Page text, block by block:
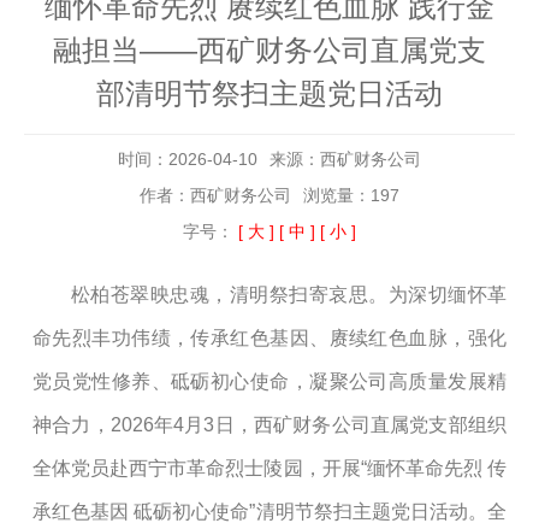
缅怀革命先烈 赓续红色血脉 践行金
融担当——西矿财务公司直属党支
部清明节祭扫主题党日活动
时间：2026-04-10
来源：西矿财务公司
作者：西矿财务公司
浏览量：197
字号： [ 大 ] [ 中 ] [ 小 ]
松柏苍翠映忠魂，清明祭扫寄哀思。为深切缅怀革
命先烈丰功伟绩，传承红色基因、赓续红色血脉，强化
党员党性修养、砥砺初心使命，凝聚公司高质量发展精
神合力， 2026年4月3日，西矿财务公司直属党支部组织
全体党员赴西宁市革命烈士陵园，开展“缅怀革命先烈 传
承红色基因 砥砺初心使命”清明节祭扫主题党日活动。全